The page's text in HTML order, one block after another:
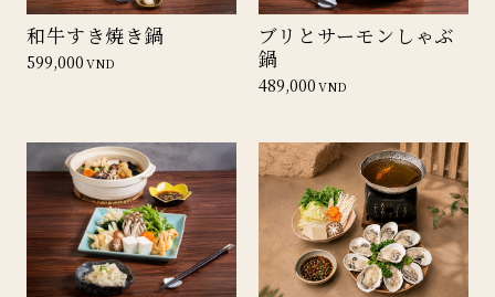
和牛すき焼き鍋
599,000VND
ブリとサーモンしゃぶ
鍋
489,000VND